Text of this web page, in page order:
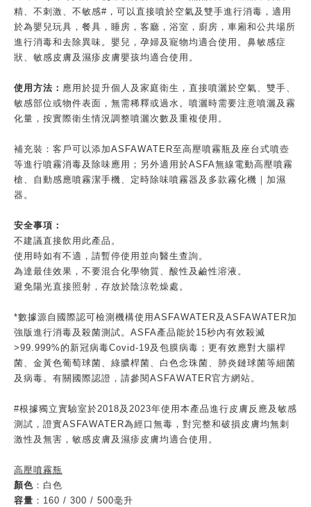
精、不刺激、不敏感#，可以直接噴於空氣及雙手進行消毒，適用
於為嬰兒玩具，餐具，睡房，客廳，浴室，廚房，車廂和公共場所
進行消毒和去除異味。嬰兒，孕婦及寵物均適合使用。鼻敏感症
狀、敏感皮膚及濕疹皮膚嬰孩均適合使用。
使用方法： 應用於提升個人及家庭衛生，直接噴灑於空氣、雙手、
敏感部位或物件表面，無需稀釋或過水。噴灑時需要注意噴灑及霧
化量，按實際衛生情況調整噴灑次數及重複使用。
補充裝：客戶可以添加ASFAWATER至高壓噴霧瓶及座台式噴壺
等進行噴霧消毒及除味應用；另外適用於ASFA無線電動高壓噴霧
槍、自動感應噴霧潔手機、定時除味噴霧器及多款霧化機｜加濕
器。
安全事項：
不建議直接飲用此產品。
使用時如有不適，請暫停使用並向醫生查詢。
為達最佳效果，不要混合化學物質、酸性及鹼性溶液。
避免陽光直接照射，存放於陰涼乾燥處。
*數據源自國際認可檢測機構使用ASFAWATER及ASFAWATER加
強版進行消毒及殺菌測試。ASFA產品能於15秒內有效殺滅
>99.999%的新冠病毒Covid-19及包膜病毒；更有效應對大腸桿
菌、金黃色葡萄球菌、綠膿桿菌、白色念珠菌、肺炎鏈球菌等細菌
及病毒。有關國際認證，請參閱ASFAWATER官方網站。
#根據獨立實驗室於2018及2023年使用本產品進行皮膚反應及敏感
測試，證實ASFAWATER為經口無毒，對完整和破損皮膚均無刺
激性及無害，敏感皮膚及濕疹皮膚均適合使用。
高壓噴霧瓶
顏色 ：白色
容量 ：160 / 300 / 500毫升